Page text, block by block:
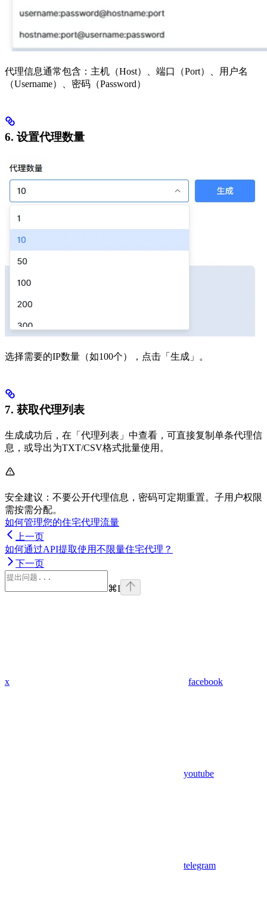
代理信息通常包含：主机（Host）、端口（Port）、用户名
（Username）、密码（Password）
6. 设置代理数量
选择需要的IP数量（如100个），点击「生成」。
7. 获取代理列表
生成成功后，在「代理列表」中查看，可直接复制单条代理信
息，或导出为TXT/CSV格式批量使用。
安全建议：不要公开代理信息，密码可定期重置。子用户权限
需按需分配。
如何管理您的住宅代理流量
上一页
如何通过API提取使用不限量住宅代理？
下一页
⌘I
x facebook
youtube
telegram